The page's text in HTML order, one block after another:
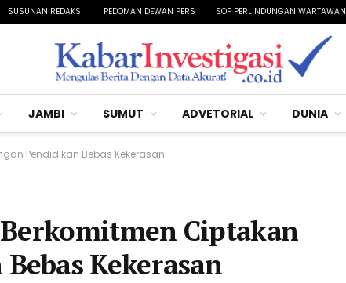
SUSUNAN REDAKSI PEDOMAN DEWAN PERS SOP PERLINDUNGAN WARTAWAN
JAMBI SUMUT ADVETORIAL DUNIA
Pendidikan Bebas Kekerasan
Ciptakan
Kekerasan